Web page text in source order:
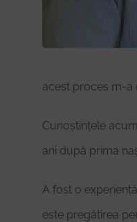
acest proces m-a
Cunoștințele
ani după prima
A fost o
este pregătirea